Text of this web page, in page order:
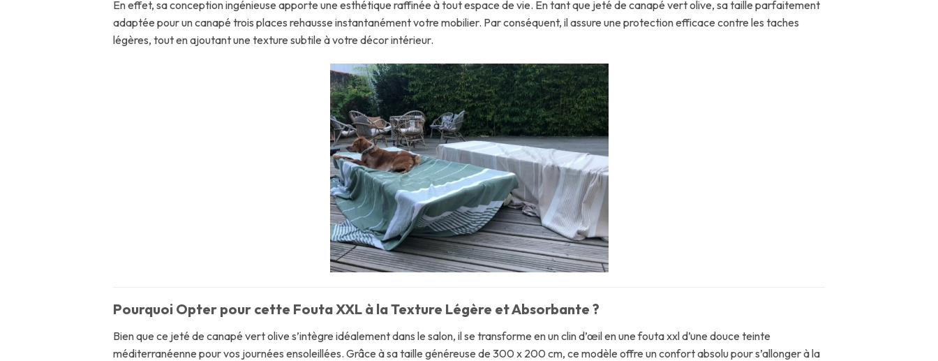
En effet, sa conception ingénieuse apporte une esthétique raffinée à tout espace de vie. En tant que jeté de canapé vert olive, sa taille parfaitement
adaptée pour un canapé trois places rehausse instantanément votre mobilier. Par conséquent, il assure une protection efficace contre les taches
légères, tout en ajoutant une texture subtile à votre décor intérieur.
Pourquoi Opter pour cette Fouta XXL à la Texture Légère et Absorbante ?
Bien que ce jeté de canapé vert olive s’intègre idéalement dans le salon, il se transforme en un clin d’œil en une fouta xxl d’une douce teinte
méditerranéenne pour vos journées ensoleillées. Grâce à sa taille généreuse de 300 x 200 cm, ce modèle offre un confort absolu pour s’allonger à la